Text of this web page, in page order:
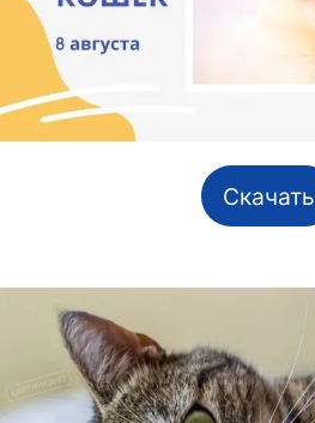
Скачать